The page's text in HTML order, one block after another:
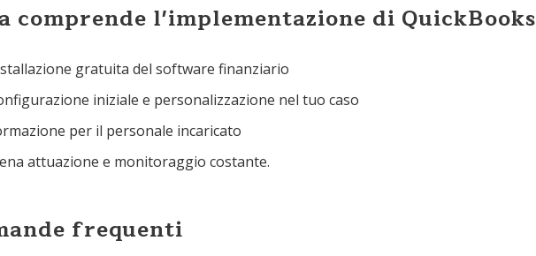
comprende l'implementazione di QuickBooks
gratuita del software finanziario
iniziale e personalizzazione nel tuo caso
per il personale incaricato
attuazione e monitoraggio costante.
frequenti